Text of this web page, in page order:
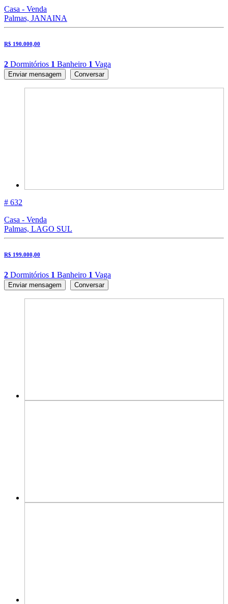
Casa - Venda
Palmas, JANAINA
R$ 190.000,00
2 Dormitórios 1 Banheiro 1 Vaga
Enviar mensagem Conversar
# 632
Casa - Venda
Palmas, LAGO SUL
R$ 199.000,00
2 Dormitórios 1 Banheiro 1 Vaga
Enviar mensagem Conversar